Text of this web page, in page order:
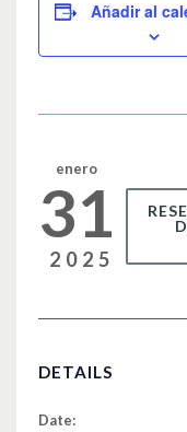
e
b
o
k
er
Añadir al
enero
31
2025
DETAILS
Date: